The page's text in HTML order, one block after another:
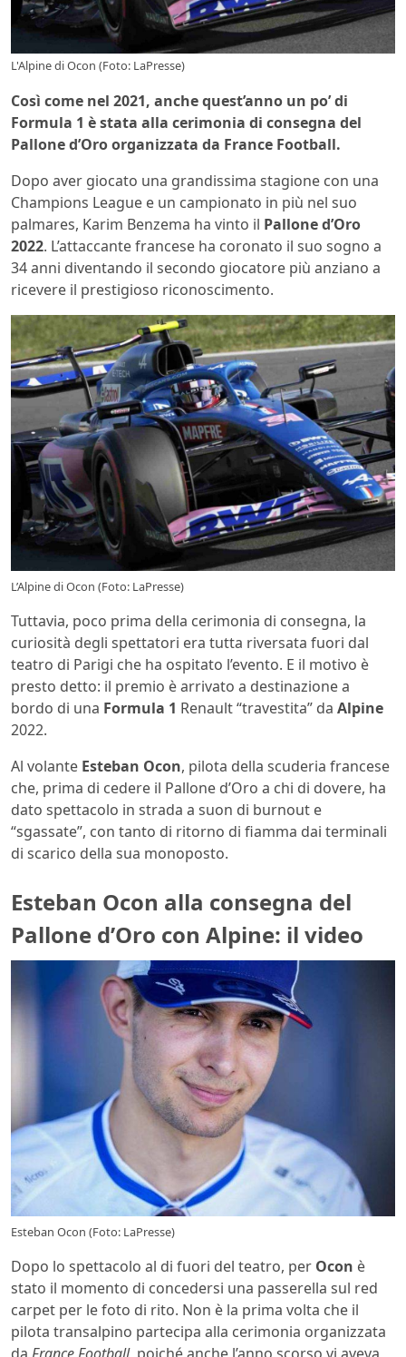
L'Alpine di Ocon (Foto: LaPresse)
Così come nel 2021, anche quest’anno un po’ di
Formula 1 è stata alla cerimonia di consegna del
Pallone d’Oro organizzata da France Football.
Dopo aver giocato una grandissima stagione con una
Champions League e un campionato in più nel suo
palmares, Karim Benzema ha vinto il Pallone d’Oro
2022. L’attaccante francese ha coronato il suo sogno a
34 anni diventando il secondo giocatore più anziano a
ricevere il prestigioso riconoscimento.
L’Alpine di Ocon (Foto: LaPresse)
Tuttavia, poco prima della cerimonia di consegna, la
curiosità degli spettatori era tutta riversata fuori dal
teatro di Parigi che ha ospitato l’evento. E il motivo è
presto detto: il premio è arrivato a destinazione a
bordo di una Formula 1 Renault “travestita” da Alpine
2022.
Al volante Esteban Ocon, pilota della scuderia francese
che, prima di cedere il Pallone d’Oro a chi di dovere, ha
dato spettacolo in strada a suon di burnout e
“sgassate”, con tanto di ritorno di fiamma dai terminali
di scarico della sua monoposto.
Esteban Ocon alla consegna del
Pallone d’Oro con Alpine: il video
Esteban Ocon (Foto: LaPresse)
Dopo lo spettacolo al di fuori del teatro, per Ocon è
stato il momento di concedersi una passerella sul red
carpet per le foto di rito. Non è la prima volta che il
pilota transalpino partecipa alla cerimonia organizzata